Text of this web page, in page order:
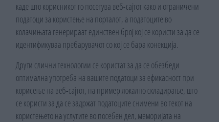
каде што корисникот го посетува веб-сајтот како и ограничени
податоци за користење на порталот, а податоците во
колачињата генерираат единствен број кој се користи за да се
идентификуваа пребарувачот со кој се бара конекција.
Други слични технологии се користат за да се обезбеди
оптимална употреба на вашите податоци за ефикасност при
корисење на веб-сајтот, на пример локално складирање, што
се користи за да се задржат податоците снимени во текот на
користењето на услугите во посебен дел, меморијата на